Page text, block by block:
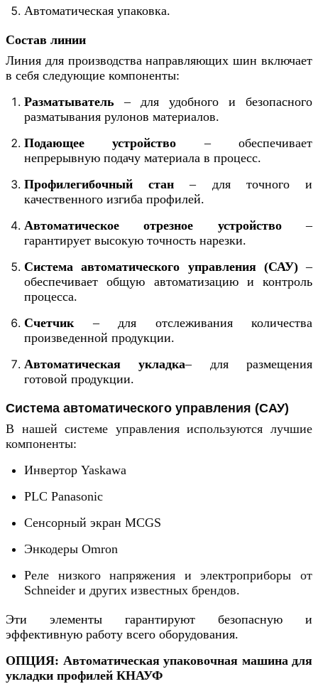
Автоматическая упаковка.
Состав линии
Линия для производства направляющих шин включает
в себя следующие компоненты:
Разматыватель – для удобного и безопасного
разматывания рулонов материалов.
Подающее устройство – обеспечивает
непрерывную подачу материала в процесс.
Профилегибочный стан – для точного и
качественного изгиба профилей.
Автоматическое отрезное устройство–
гарантирует высокую точность нарезки.
Система автоматического управления (САУ)–
обеспечивает общую автоматизацию и контроль
процесса.
Счетчик– для отслеживания количества
произведенной продукции.
Автоматическая укладка– для размещения
готовой продукции.
Система автоматического управления (САУ)
В нашей системе управления используются лучшие
компоненты:
Инвертор Yaskawa
PLC Panasonic
Сенсорный экран MCGS
Энкодеры Omron
Реле низкого напряжения и электроприборы от
Schneider и других известных брендов.
Эти элементы гарантируют безопасную и
эффективную работу всего оборудования.
ОПЦИЯ: Автоматическая упаковочная машина для
укладки профилей КНАУФ